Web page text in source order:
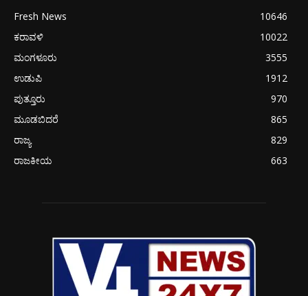
Fresh News
10646
ಕರಾವಳಿ
10022
ಮಂಗಳೂರು
3555
ಉಡುಪಿ
1912
ಪುತ್ತೂರು
970
ಮೂಡಬಿದರೆ
865
ರಾಜ್ಯ
829
ರಾಜಕೀಯ
663